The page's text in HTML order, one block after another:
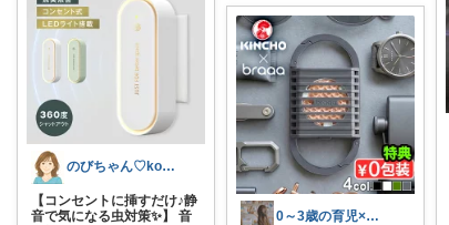
のびちゃん♡korati
【コンセントに挿すだけ♪静
音で気になる虫対策✨】 音
0～3歳の育児×美容コスメ(毎日投稿)